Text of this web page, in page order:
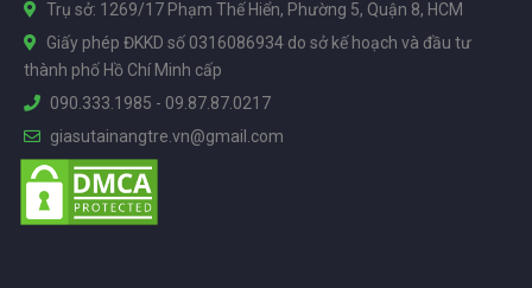
Trụ sở: 1269/17 Phạm Thế Hiển, Phường 5, Quận 8, HCM
Giấy phép ĐKKD số 0316086934 do sở kế hoạch và đầu tư
thành phố Hồ Chí Minh cấp
090.333.1985 - 09.87.87.0217
giasutainangtre.vn@gmail.com